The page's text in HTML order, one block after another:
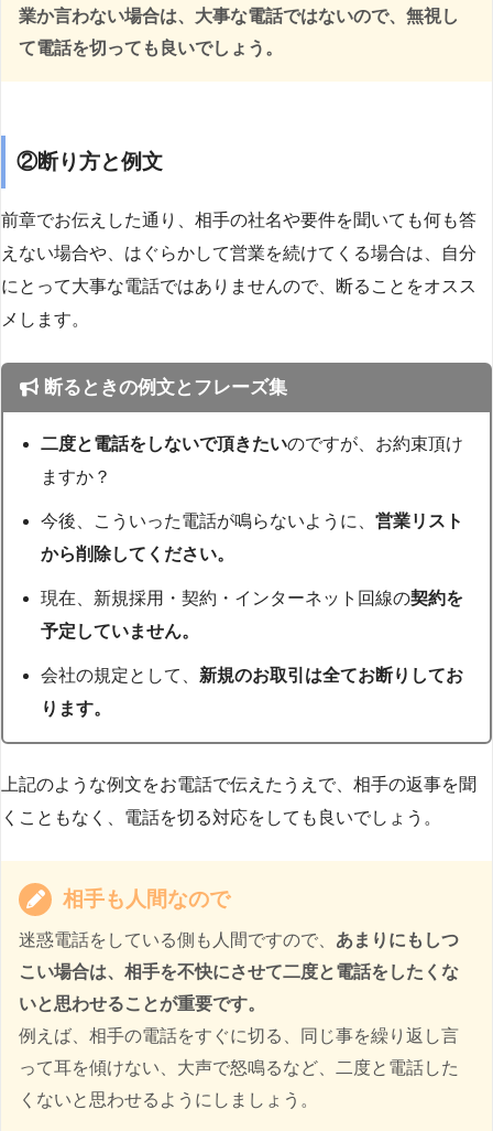
業か言わない場合は、大事な電話ではないので、無視し
て電話を切っても良いでしょう。
②断り方と例文
前章でお伝えした通り、相手の社名や要件を聞いても何も答
えない場合や、はぐらかして営業を続けてくる場合は、自分
にとって大事な電話ではありませんので、断ることをオスス
メします。
断るときの例文とフレーズ集
二度と電話をしないで頂きたいのですが、お約束頂け
ますか？
今後、こういった電話が鳴らないように、営業リスト
から削除してください。
現在、新規採用・契約・インターネット回線の契約を
予定していません。
会社の規定として、 新規のお取引は全てお断りしてお
ります。
上記のような例文をお電話で伝えたうえで、相手の返事を聞
くこともなく、電話を切る対応をしても良いでしょう。
相手も人間なので
迷惑電話をしている側も人間ですので、 あまりにもしつ
こい場合は、相手を不快にさせて二度と電話をしたくな
いと思わせることが重要です。
例えば、相手の電話をすぐに切る、同じ事を繰り返し言
って耳を傾けない、大声で怒鳴るなど、二度と電話した
くないと思わせるようにしましょう。